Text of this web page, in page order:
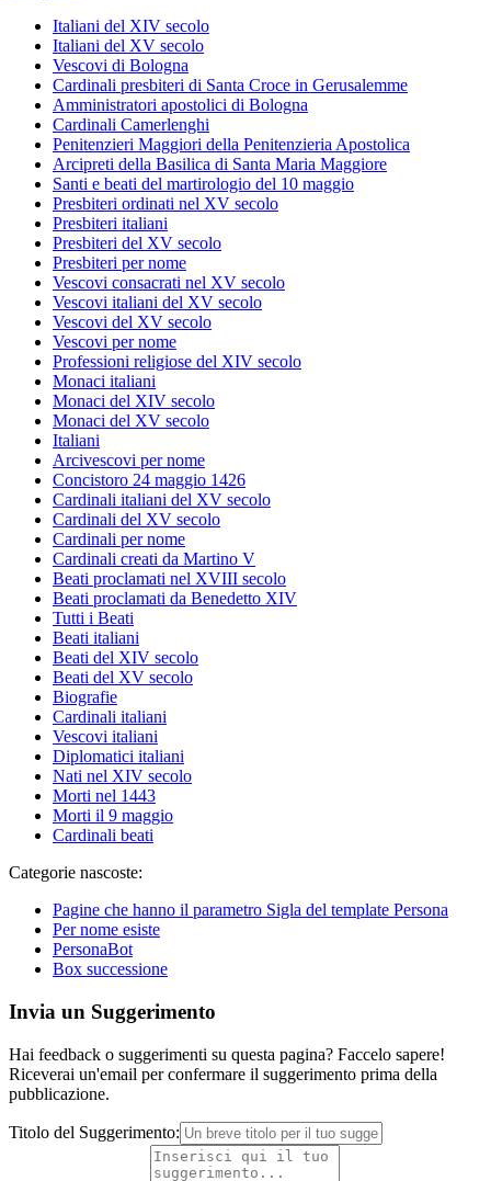
Italiani del XIV secolo
Italiani del XV secolo
Vescovi di Bologna
Cardinali presbiteri di Santa Croce in Gerusalemme
Amministratori apostolici di Bologna
Cardinali Camerlenghi
Penitenzieri Maggiori della Penitenzieria Apostolica
Arcipreti della Basilica di Santa Maria Maggiore
Santi e beati del martirologio del 10 maggio
Presbiteri ordinati nel XV secolo
Presbiteri italiani
Presbiteri del XV secolo
Presbiteri per nome
Vescovi consacrati nel XV secolo
Vescovi italiani del XV secolo
Vescovi del XV secolo
Vescovi per nome
Professioni religiose del XIV secolo
Monaci italiani
Monaci del XIV secolo
Monaci del XV secolo
Italiani
Arcivescovi per nome
Concistoro 24 maggio 1426
Cardinali italiani del XV secolo
Cardinali del XV secolo
Cardinali per nome
Cardinali creati da Martino V
Beati proclamati nel XVIII secolo
Beati proclamati da Benedetto XIV
Tutti i Beati
Beati italiani
Beati del XIV secolo
Beati del XV secolo
Biografie
Cardinali italiani
Vescovi italiani
Diplomatici italiani
Nati nel XIV secolo
Morti nel 1443
Morti il 9 maggio
Cardinali beati
Categorie nascoste:
Pagine che hanno il parametro Sigla del template Persona
Per nome esiste
PersonaBot
Box successione
Invia un Suggerimento
Hai feedback o suggerimenti su questa pagina? Faccelo sapere!
Riceverai un'email per confermare il suggerimento prima della
pubblicazione.
Titolo del Suggerimento: